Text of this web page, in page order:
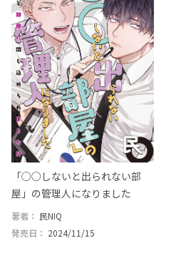
「○○しないと出られない部
屋」の管理人になりました
著者： 民NIQ
発売日： 2024/11/15